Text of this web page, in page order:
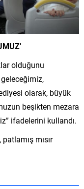
olduğunu
olarak, büyük
beşikten mezara
ifadelerini kullandı.
mısır